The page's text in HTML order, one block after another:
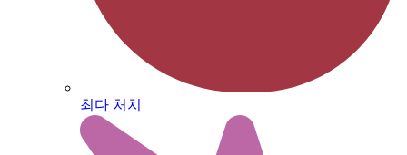
최다 처치